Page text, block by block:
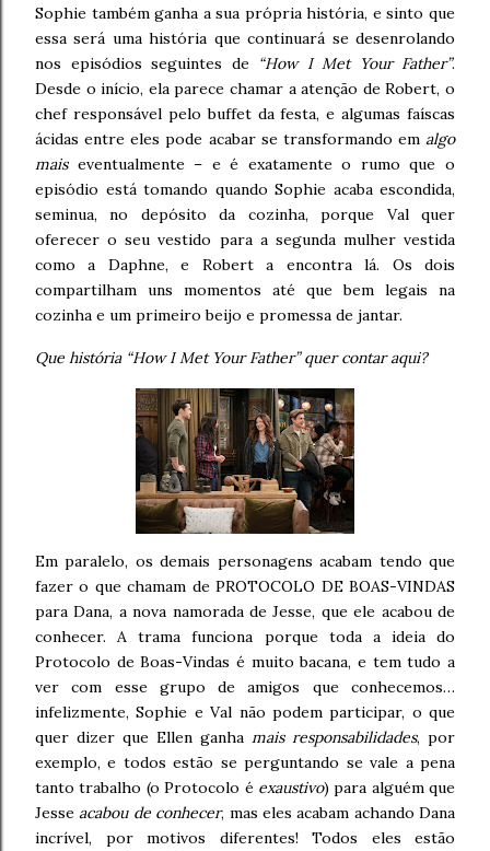
Sophie também ganha a sua própria história, e sinto que
essa será uma história que continuará se desenrolando
nos episódios seguintes de “How I Met Your Father”.
Desde o início, ela parece chamar a atenção de Robert, o
chef responsável pelo buffet da festa, e algumas faíscas
ácidas entre eles pode acabar se transformando em algo
maiseventualmente – e é exatamente o rumo que o
episódio está tomando quando Sophie acaba escondida,
seminua, no depósito da cozinha, porque Val quer
oferecer o seu vestido para a segunda mulher vestida
como a Daphne, e Robert a encontra lá. Os dois
compartilham uns momentos até que bem legais na
cozinha e um primeiro beijo e promessa de jantar.
Que história “How I Met Your Father” quer contar aqui?
Em paralelo, os demais personagens acabam tendo que
fazer o que chamam de PROTOCOLO DE BOAS-VINDAS
para Dana, a nova namorada de Jesse, que ele acabou de
conhecer. A trama funciona porque toda a ideia do
Protocolo de Boas-Vindas é muito bacana, e tem tudo a
ver com esse grupo de amigos que conhecemos…
infelizmente, Sophie e Val não podem participar, o que
quer dizer que Ellen ganha mais responsabilidades, por
exemplo, e todos estão se perguntando se vale a pena
tanto trabalho (o Protocolo é exaustivo) para alguém que
Jesseacabou de conhecer, mas eles acabam achando Dana
incrível, por motivos diferentes! Todos eles estão